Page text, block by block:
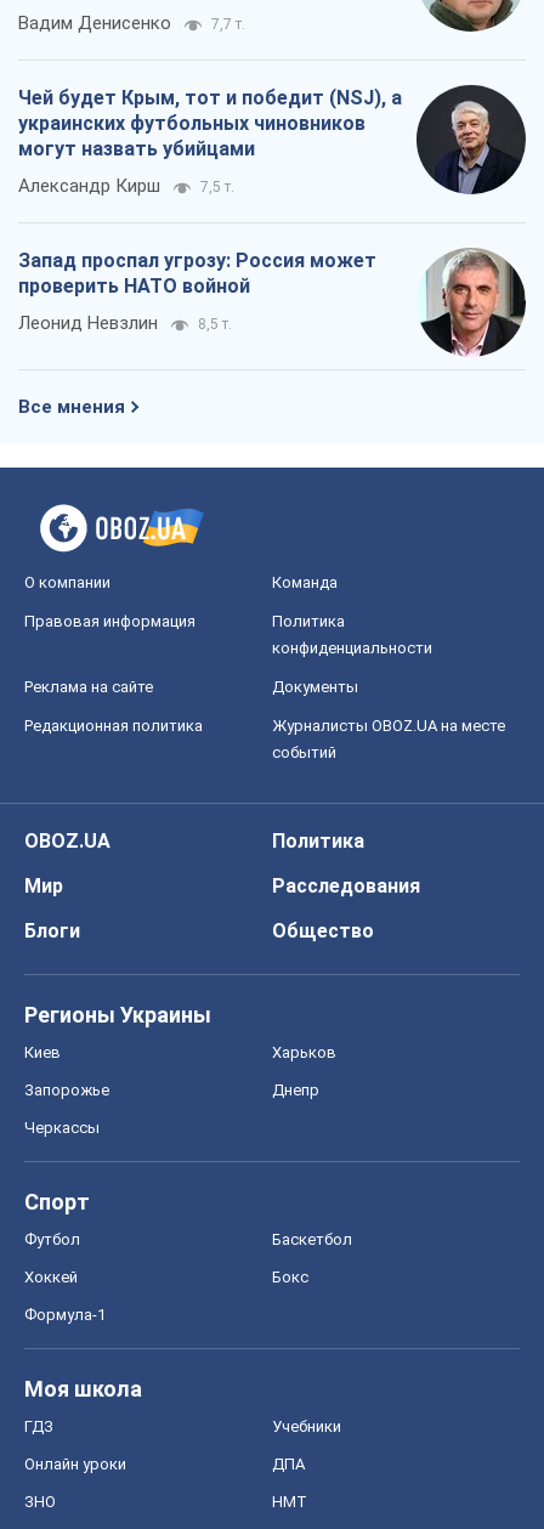
Вадим Денисенко 7,7 т.
Чей будет Крым, тот и победит (NSJ), а
украинских футбольных чиновников
могут назвать убийцами
Александр Кирш 7,5 т.
Запад проспал угрозу: Россия может
проверить НАТО войной
Леонид Невзлин 8,5 т.
Все мнения
О компании Команда
Правовая информация
Политика
конфиденциальности
Реклама на сайте Документы
Редакционная политика
Журналисты OBOZ.UA на месте
событий
OBOZ.UA
Политика
Мир
Расследования
Блоги
Общество
Регионы Украины
Киев Харьков
Запорожье Днепр
Черкассы
Спорт
Футбол Баскетбол
Хоккей Бокс
Формула-1
Моя школа
ГДЗ Учебники
Онлайн уроки ДПА
ЗНО НМТ